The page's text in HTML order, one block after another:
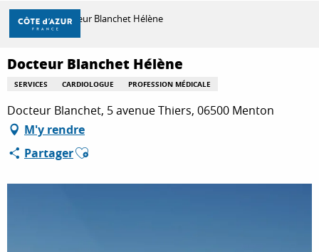
Aller
contenu
principal
DÉCOUVRIR
À FAIRE
SÉJOURNER
Accueil Docteur Blanchet Hélène
Docteur Blanchet Hélène
SERVICES CARDIOLOGUE PROFESSION MÉDICALE
Docteur Blanchet, 5 avenue Thiers, 06500 Menton
M'y rendre
PartagerAjouter aux favoris